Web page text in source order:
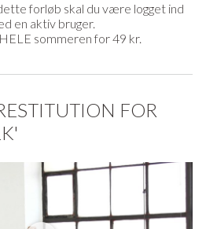
har brug for eller arbejde med to
og få en grundig afspænding af
forløb skal du være logget ind
en aktiv bruger.
sommeren for 49 kr.
FOR